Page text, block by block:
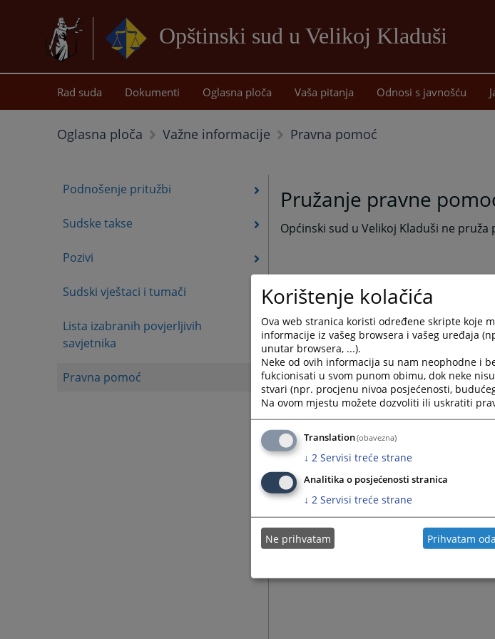
Opštinski sud u Velikoj Kladuši
sadržaj
Rad suda Dokumenti Oglasna ploča Vaša pitanja Odnosi s javnošću
Oglasna ploča Važne informacije Pravna pomoć
Podnošenje pritužbi
Sudske takse
Pozivi
Sudski vještaci i tumači
Lista izabranih povjerljivih
savjetnika
Pravna pomoć
Pružanje pravne
Općinski sud u Velikoj Kladuši ne
Korištenje kolačića
Ova web stranica koristi određene skripte koje
informacije iz vašeg browsera i vašeg uređaja
unutar browsera, ...).
Neke od ovih informacija su nam neophodne i
fukcionisati u svom punom obimu, dok neke
stvari (npr. procjenu nivoa posjećenosti,
Na ovom mjestu možete dozvoliti ili uskratiti
Translation(obavezna)
↓ 2 Servisi treće strane
Analitika o posjećenosti stranica
↓ 2 Servisi treće strane
Ne prihvatam Prihvatam